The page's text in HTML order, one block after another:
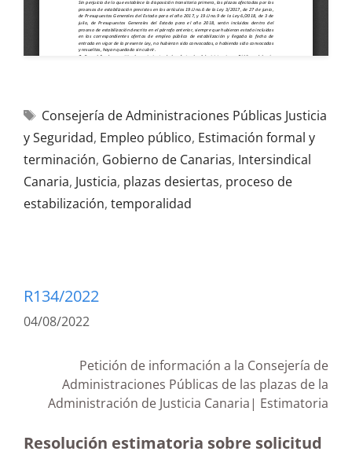
Consejería de Administraciones Públicas Justicia
y Seguridad, Empleo público, Estimación formal y
terminación, Gobierno de Canarias, Intersindical
Canaria, Justicia, plazas desiertas, proceso de
estabilización, temporalidad
R134/2022
04/08/2022
Petición de información a la Consejería de
Administraciones Públicas de las plazas de la
Administración de Justicia Canaria| Estimatoria
Resolución estimatoria sobre solicitud